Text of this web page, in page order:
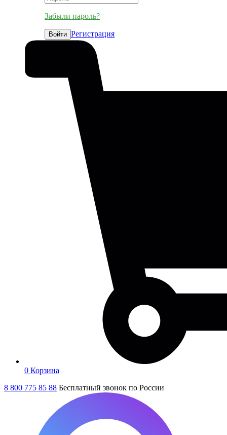
Забыли пароль?
Войти Регистрация
0 Корзина
8 800 775 85 88 Бесплатный звонок по России